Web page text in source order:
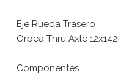
Eje Rueda Trasero
Orbea Thru Axle
Componentes